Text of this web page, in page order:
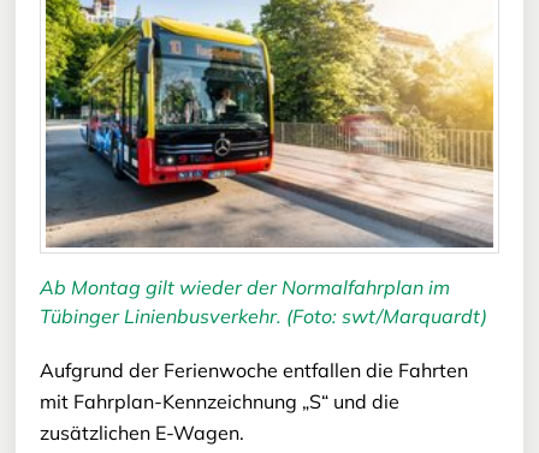
Ab Montag gilt wieder der Normalfahrplan im
Tübinger Linienbusverkehr. (Foto: swt/Marquardt)
Aufgrund der Ferienwoche entfallen die Fahrten
mit Fahrplan-Kennzeichnung „S“ und die
zusätzlichen E-Wagen.